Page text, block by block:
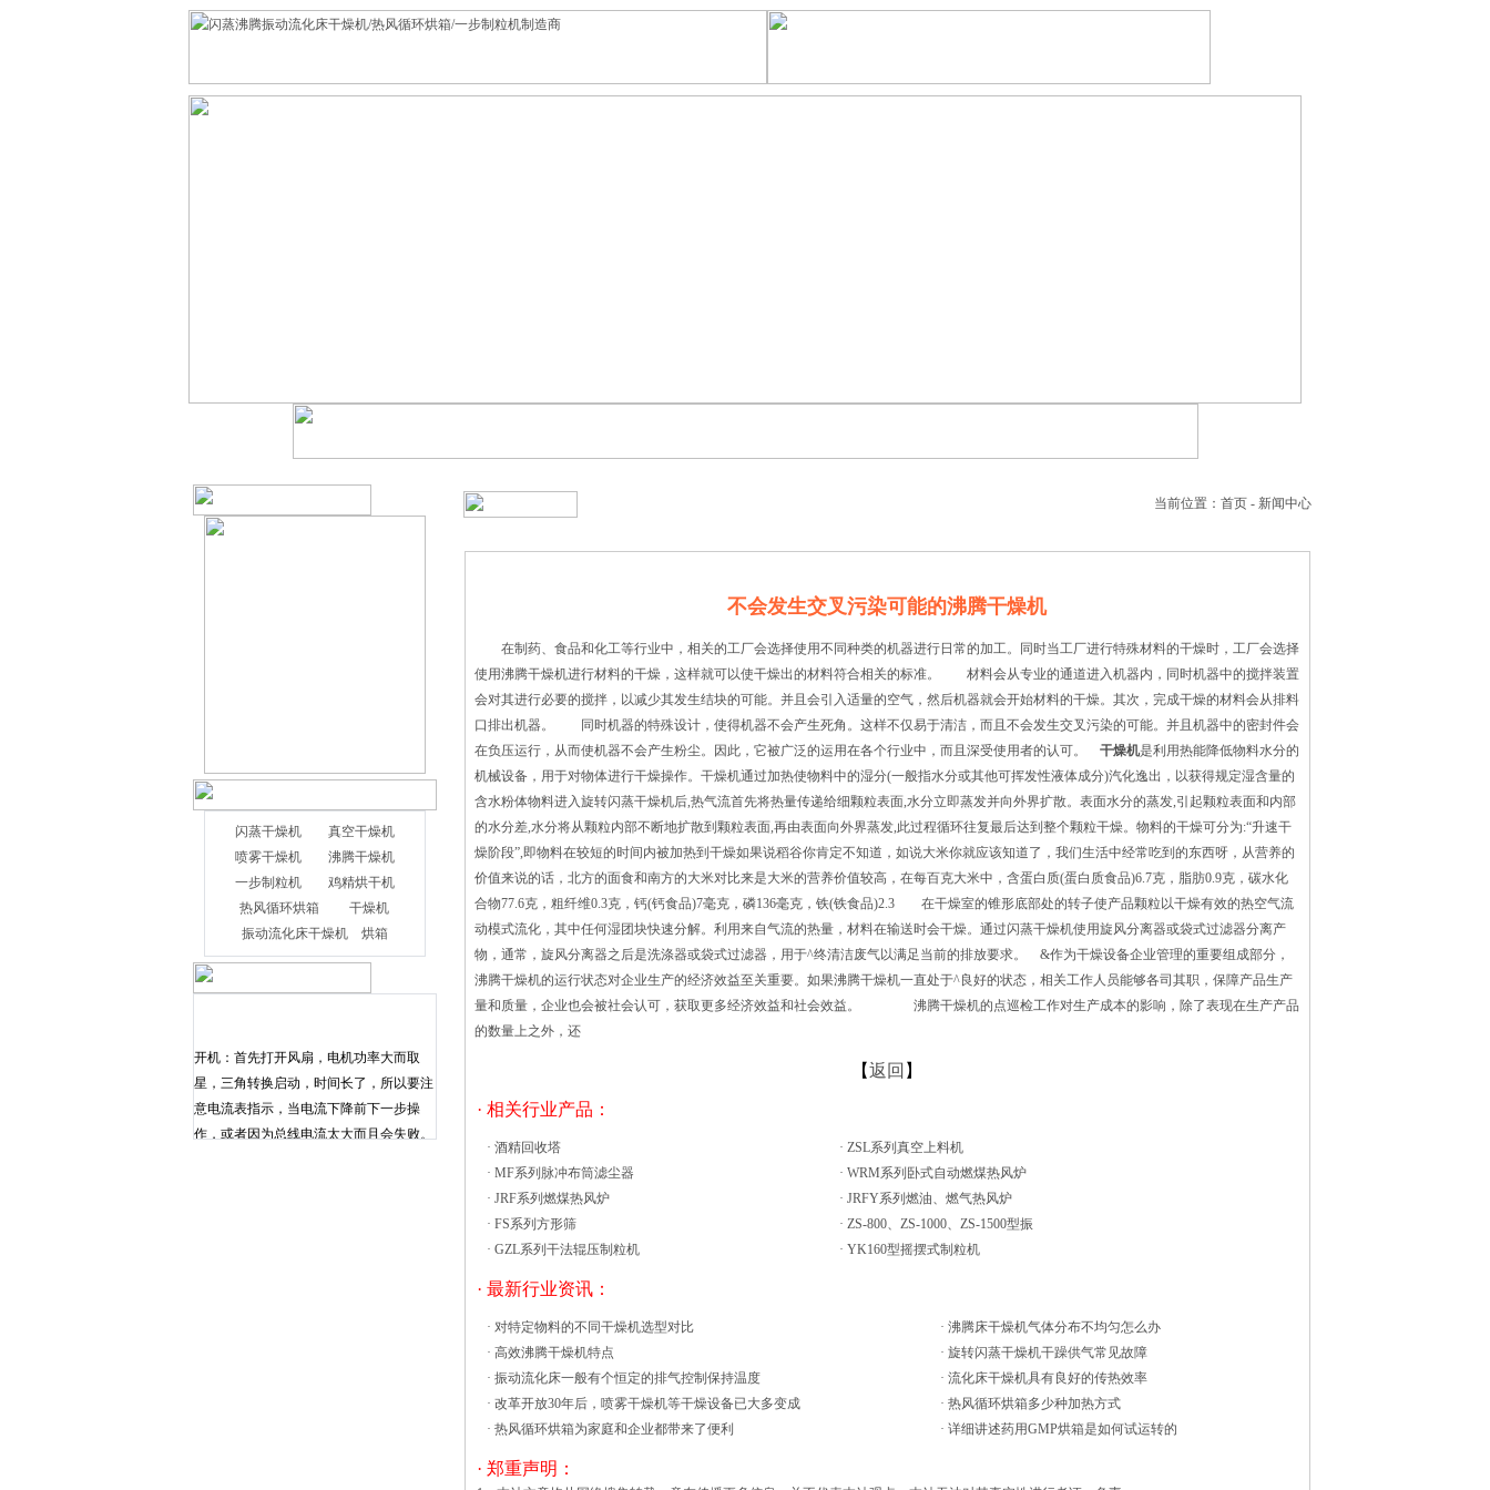
闪蒸干燥机
真空干燥机
喷雾干燥机
沸腾干燥机
一步制粒机
鸡精烘干机
热风循环烘箱
干燥机
振动流化床干燥机
烘箱
开机：首先打开风扇，电机功率大而取
星，三角转换启动，时间长了，所以要注
意电流表指示，当电流下降前下一步操
作，或者因为总线电流太大而且会失败。
当前位置： 首页- 新闻中心
不会发生交叉污染可能的沸腾干燥机
在制药、食品和化工等行业中，相关的工厂会选择使用不同种类的机器进行日常的加工。同时当工厂进行特殊材料的干燥时，工厂会选择
使用沸腾干燥机进行材料的干燥，这样就可以使干燥出的材料符合相关的标准。 材料会从专业的通道进入机器内，同时机器中的搅拌装置
会对其进行必要的搅拌，以减少其发生结块的可能。并且会引入适量的空气，然后机器就会开始材料的干燥。其次，完成干燥的材料会从排料
口排出机器。 同时机器的特殊设计，使得机器不会产生死角。这样不仅易于清洁，而且不会发生交叉污染的可能。并且机器中的密封件会
在负压运行，从而使机器不会产生粉尘。因此，它被广泛的运用在各个行业中，而且深受使用者的认可。 干燥机是利用热能降低物料水分的
机械设备，用于对物体进行干燥操作。 干燥机通过加热使物料中的湿分(一般指水分或其他可挥发性液体成分)汽化逸出，以获得规定湿含量的
含水粉体物料进入旋转闪蒸干燥机后,热气流首先将热量传递给细颗粒表面,水分立即蒸发并向外界扩散。表面水分的蒸发,引起颗粒表面和内部
的水分差,水分将从颗粒内部不断地扩散到颗粒表面,再由表面向外界蒸发,此过程循环往复最后达到整个颗粒干燥。物料的干燥可分为:“升速干
燥阶段”,即物料在较短的时间内被加热到干燥如果说稻谷你肯定不知道，如说大米你就应该知道了，我们生活中经常吃到的东西呀，从营养的
价值来说的话，北方的面食和南方的大米对比来是大米的营养价值较高，在每百克大米中，含蛋白质(蛋白质食品)6.7克，脂肪0.9克，碳水化
合物77.6克，粗纤维0.3克，钙(钙食品)7毫克，磷136毫克，铁(铁食品)2.3 在干燥室的锥形底部处的转子使产品颗粒以干燥有效的热空气流
动模式流化，其中任何湿团块快速分解。利用来自气流的热量，材料在输送时会干燥。通过闪蒸干燥机使用旋风分离器或袋式过滤器分离产
物，通常，旋风分离器之后是洗涤器或袋式过滤器，用于^终清洁废气以满足当前的排放要求。 &作为干燥设备企业管理的重要组成部分，
沸腾干燥机的运行状态对企业生产的经济效益至关重要。如果沸腾干燥机一直处于^良好的状态，相关工作人员能够各司其职，保障产品生产
量和质量，企业也会被社会认可，获取更多经济效益和社会效益。 沸腾干燥机的点巡检工作对生产成本的影响，除了表现在生产产品
的数量上之外，还
【返回 】
· 相关行业产品：
· 酒精回收塔 · ZSL系列真空上料机
· MF系列脉冲布筒滤尘器 · WRM系列卧式自动燃煤热风炉
· JRF系列燃煤热风炉 · JRFY系列燃油、燃气热风炉
· FS系列方形筛 · ZS-800、ZS-1000、ZS-1500型振
· GZL系列干法辊压制粒机 · YK160型摇摆式制粒机
· 最新行业资讯：
· 对特定物料的不同干燥机选型对比 · 沸腾床干燥机气体分布不均匀怎么办
· 高效沸腾干燥机特点 · 旋转闪蒸干燥机干躁供气常见故障
· 振动流化床一般有个恒定的排气控制保持温度 · 流化床干燥机具有良好的传热效率
· 改革开放30年后，喷雾干燥机等干燥设备已大多变成 · 热风循环烘箱多少种加热方式
· 热风循环烘箱为家庭和企业都带来了便利 · 详细讲述药用GMP烘箱是如何试运转的
· 郑重声明：